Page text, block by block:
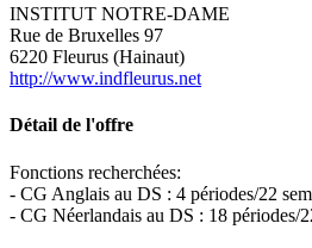
INSTITUT NOTRE-DAME
Rue de Bruxelles 97
6220 Fleurus (Hainaut)
http://www.indfleurus.net
Détail de l'offre
Fonctions recherchées:
- CG Anglais au DS : 4 périodes/22
- CG Néerlandais au DS : 18 périodes/